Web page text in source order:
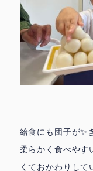
給食にも団子が✨
柔らかく食べやす
くておかわりし